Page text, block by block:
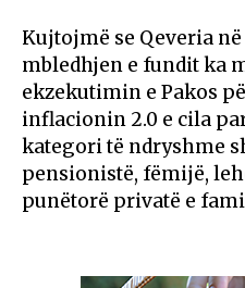
Kujtojmë se Qeveria
mbledhjen e fundit ka
ekzekutimin e Pakos
inflacionin 2.0 e cila
kategori të ndryshme
pensionistë, fëmijë,
punëtorë privatë e